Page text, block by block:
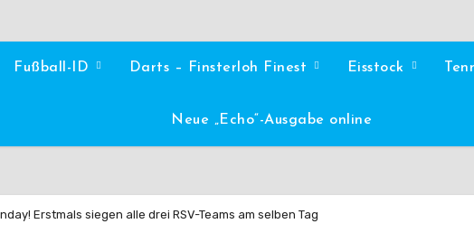
Fußball-ID Darts – Finsterloh Finest Eisstock
Neue „Echo“-Ausgabe online
Erstmals siegen alle drei RSV-Teams am selben Tag